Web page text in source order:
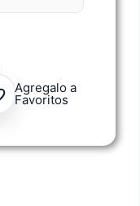
Agregalo a
Favoritos